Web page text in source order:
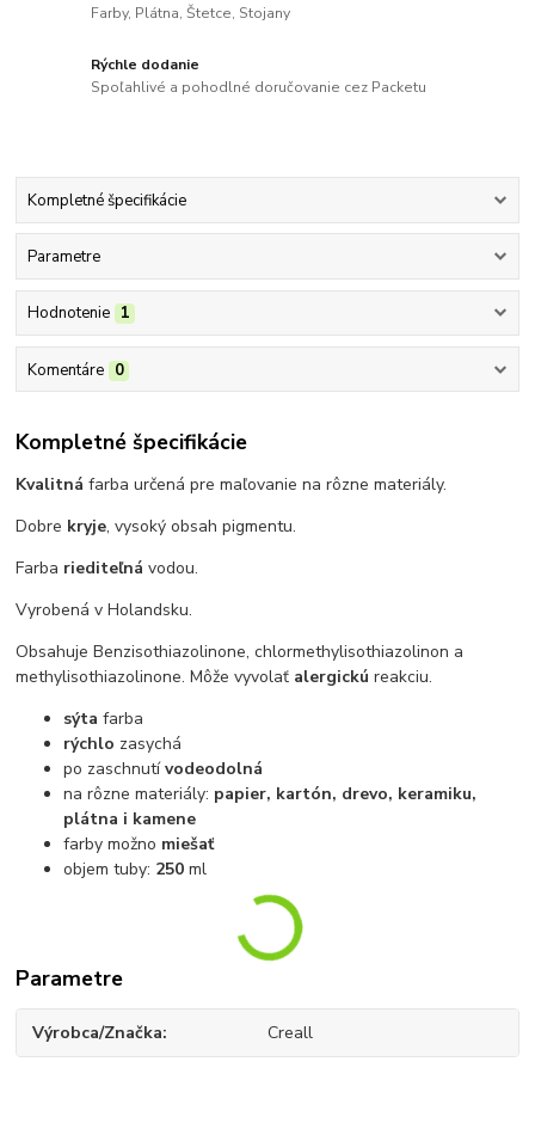
Farby, Plátna, Štetce, Stojany
Rýchle dodanie
Spoľahlivé a pohodlné doručovanie cez Packetu
Kompletné špecifikácie
Parametre
Hodnotenie 1
Komentáre 0
Kompletné špecifikácie
Kvalitnáfarba určená pre maľovanie na rôzne materiály.
Dobre kryje, vysoký obsah pigmentu.
Farba riediteľnávodou.
Vyrobená v Holandsku.
Obsahuje Benzisothiazolinone, chlormethylisothiazolinon a
methylisothiazolinone. Môže vyvolať alergickúreakciu.
sýtafarba
rýchlo zasychá
po zaschnutívodeodolná
na rôzne materiály: papier, kartón, drevo, keramiku,
plátna i kamene
farby možno miešať
objem tuby: 250ml
Parametre
Výrobca/Značka Creall